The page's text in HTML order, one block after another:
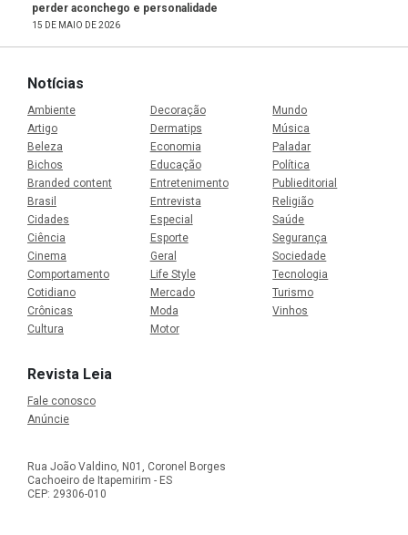
perder aconchego e personalidade
15 DE MAIO DE 2026
Notícias
Ambiente
Artigo
Beleza
Bichos
Branded content
Brasil
Cidades
Ciência
Cinema
Comportamento
Cotidiano
Crônicas
Cultura
Decoração
Dermatips
Economia
Educação
Entretenimento
Entrevista
Especial
Esporte
Geral
Life Style
Mercado
Moda
Motor
Mundo
Música
Paladar
Política
Publieditorial
Religião
Saúde
Segurança
Sociedade
Tecnologia
Turismo
Vinhos
Revista Leia
Fale conosco
Anúncie
Rua João Valdino, N01, Coronel Borges
Cachoeiro de Itapemirim - ES
CEP: 29306-010